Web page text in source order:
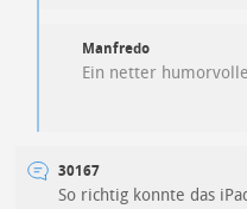
Manfredo
Ein netter
30167
So richtig konnte das